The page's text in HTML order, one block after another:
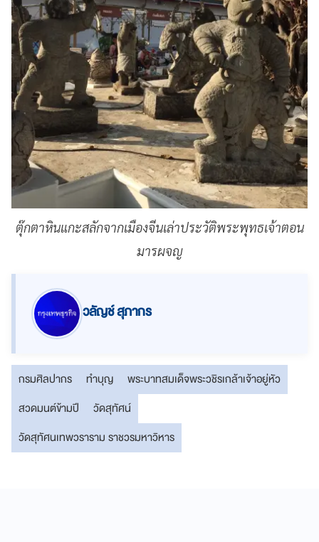
ตุ๊กตาหินแกะสลักจากเมืองจีนเล่าประวัติพระพุทธเจ้าตอน
มารผจญ
วลัญช์ สุภากร
กรมศิลปากร ทำบุญ
พระบาทสมเด็จพระวชิรเกล้าเจ้าอยู่หัว
สวดมนต์ข้ามปี
วัดสุทัศน์
วัดสุทัศนเทพวราราม ราชวรมหาวิหาร